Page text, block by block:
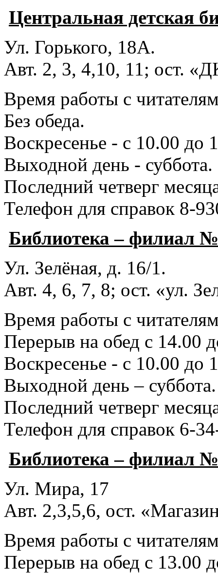
Центральная детская
Ул. Горького, 18А.
Авт. 2, 3, 4,10, 11; ост.
Время работы с
Без обеда.
Воскресенье - с 10.00 до
Выходной день - суббота.
Последний четверг
Телефон для справок 8-
Библиотека – филиал
Ул. Зелёная, д. 16/1.
Авт. 4, 6, 7, 8; ост. «ул.
Время работы с
Перерыв на обед с 14.00
Воскресенье - с 10.00 до
Выходной день – суббота.
Последний четверг
Телефон для справок 6-
Библиотека – филиал
Ул. Мира, 17
Авт. 2,3,5,6, ост.
Время работы с
Перерыв на обед с 13.00